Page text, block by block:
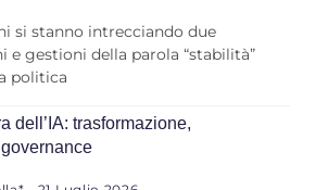
si stanno intrecciando due
e gestioni della parola “stabilità”
politica
dell’IA: trasformazione,